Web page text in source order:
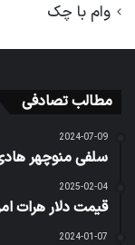
وام با چک
مطالب تصادفی
2024-07-09
سلفی منوچهر
2025-02-04
قیمت دلار هرات امروز
2024-01-07